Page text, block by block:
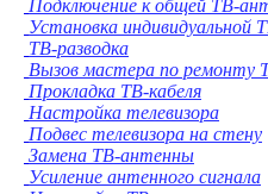
Подключение к общей ТВ-
Установка индивидуальной
ТВ-разводка
Вызов мастера по ремонту
Прокладка ТВ-кабеля
Настройка телевизора
Подвес телевизора на стену
Замена ТВ-антенны
Усиление антенного сигнала